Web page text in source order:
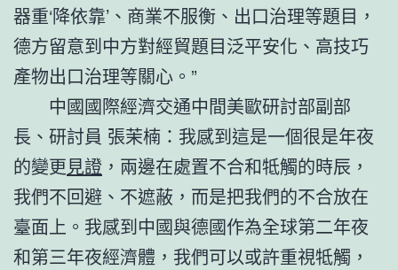
器重‘降依靠’、商業不服衡、出口治理等題目，
德方留意到中方對經貿題目泛平安化、高技巧
產物出口治理等關心。”
中國國際經濟交通中間美歐研討部副部
長、研討員 張茉楠：我感到這是一個很是年夜
的變更見證 ，兩邊在處置不合和牴觸的時辰，
我們不回避、不遮蔽，而是把我們的不合放在
臺面上。我感到中國與德國作為全球第二年夜
和第三年夜經濟體，我們可以或許重視牴觸，